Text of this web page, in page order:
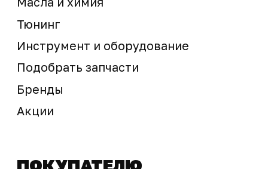
© 2025 ООО «Абарт-ДВ». Все права защищены
Предложение не является публичной офертой
Окончательная стоимость с учетом бонусов и
скидок, а также наличие товара
подтверждается продавцом перед оплатой
товара.